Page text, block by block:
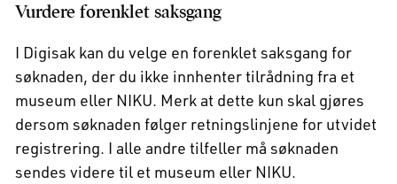
Vurdere forenklet saksgang
I Digisak kan du velge en forenklet saksgang for
søknaden, der du ikke innhenter tilrådning fra et
museum eller NIKU. Merk at dette kun skal gjøres
dersom søknaden følger retningslinjene for utvidet
registrering. I alle andre tilfeller må søknaden
sendes videre til et museum eller NIKU.